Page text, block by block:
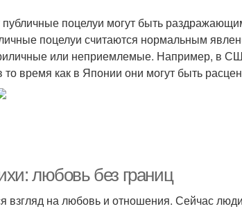
поцелуи могут быть
поцелуи считаются нормальным
или неприемлемые. Например, в
время как в Японии они могут быть
любовь без границ
взгляд на любовь и отношения. Сейчас